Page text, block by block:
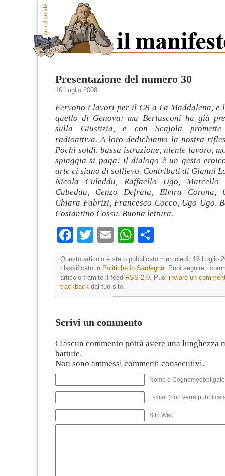
Presentazione del numero 30
16 Luglio 2008
Fervono i lavori per il G8 a La Maddalena, e
quello di Genova: ma Berlusconi ha già
sulla Giustizia, e con Scajola promette
radioattiva. A loro dedichiamo la nostra
Pochi soldi, bassa istruzione, niente lavoro,
spiaggia si paga: il dialogo è un gesto
arte ci siano di sollievo. Contributi di Gianni
Nicola Culeddu, Raffaello Ugo, Marcello
Cubeddu, Cenzo Defraia, Elvira Corona,
Chiara Fabrizi, Francesco Cocco, Ugo Ugo,
Costantino Cossu. Buona lettura.
Facebook
TwitterEmailWhatsApp
Questo articolo è stato pubblicato mercoledì, 16 Luglio
classificato in Politiche in Sardegna. Puoi seguire i
articolo tramite il feed RSS 2.0. Puoi inviare un
trackback dal tuo sito.
Scrivi un commento
Ciascun commento potrà avere una lunghezza
battute.
Non sono ammessi commenti consecutivi.
Nome e
E-mail (non verrà
Sito Web